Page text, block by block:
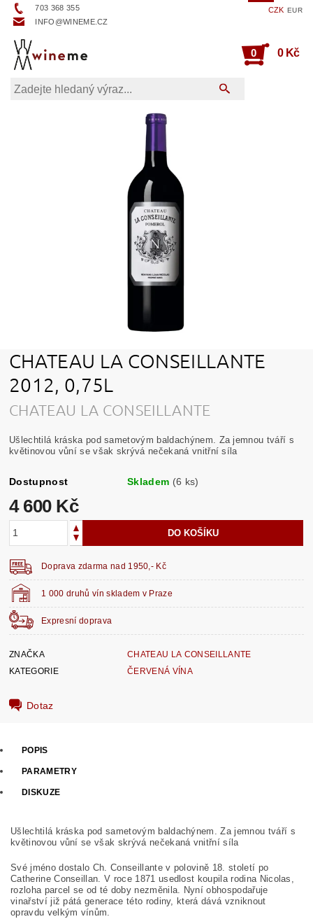
703 368 355
INFO@WINEME.CZ
CZK EUR
0 0 Kč
CHATEAU LA CONSEILLANTE
2012, 0,75L
CHATEAU LA CONSEILLANTE
Ušlechtilá kráska pod sametovým baldachýnem. Za jemnou tváří s
květinovou vůní se však skrývá nečekaná vnitřní síla
Dostupnost Skladem (6 ks)
4 600 Kč
1 000 druhů vín skladem v Praze
Expresní doprava
Doprava zdarma nad 1950,- Kč
ZNAČKA
CHATEAU LA CONSEILLANTE
KATEGORIE
ČERVENÁ VÍNA
Dotaz
POPIS
PARAMETRY
DISKUZE
Ušlechtilá kráska pod sametovým baldachýnem. Za jemnou tváří s
květinovou vůní se však skrývá nečekaná vnitřní síla
Své jméno dostalo Ch. Conseillante v polovině 18. století po
Catherine Conseillan. V roce 1871 usedlost koupila rodina Nicolas,
rozloha parcel se od té doby nezměnila. Nyní obhospodařuje
vinařství již pátá generace této rodiny, která dává vzniknout
opravdu velkým vínům.